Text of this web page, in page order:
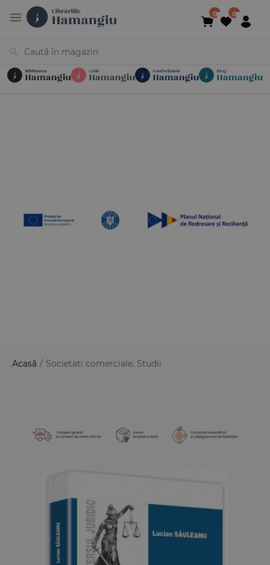
Acasă / Societati comerciale. Studii